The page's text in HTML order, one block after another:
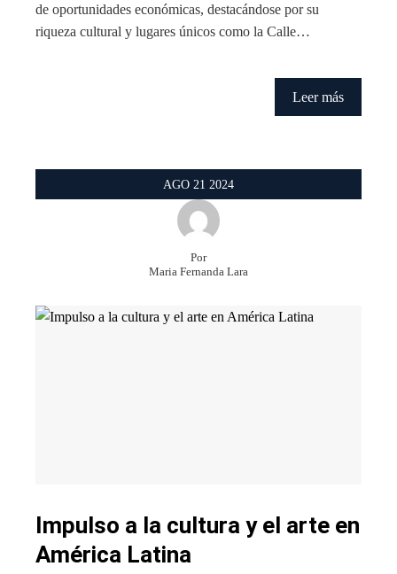
de oportunidades económicas, destacándose por su
riqueza cultural y lugares únicos como la Calle…
Leer más
AGO 21 2024
Por
Maria Fernanda Lara
Impulso a la cultura y el arte en
América Latina